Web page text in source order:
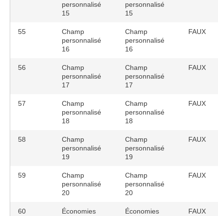
personnalisé
15
personnalisé
15
55
Champ
personnalisé
16
Champ
personnalisé
16
FAUX
56
Champ
personnalisé
17
Champ
personnalisé
17
FAUX
57
Champ
personnalisé
18
Champ
personnalisé
18
FAUX
58
Champ
personnalisé
19
Champ
personnalisé
19
FAUX
59
Champ
personnalisé
20
Champ
personnalisé
20
FAUX
60 Économies Économies FAUX